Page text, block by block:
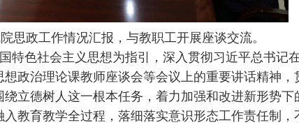
思政工作情况汇报，与教职工开展座谈交流。
特色社会主义思想为指引，深入贯彻习近平总书记
政治理论课教师座谈会等会议上的重要讲话精神，
立德树人这一根本任务，着力加强和改进新形势下
教育教学全过程，落细落实意识形态工作责任制，